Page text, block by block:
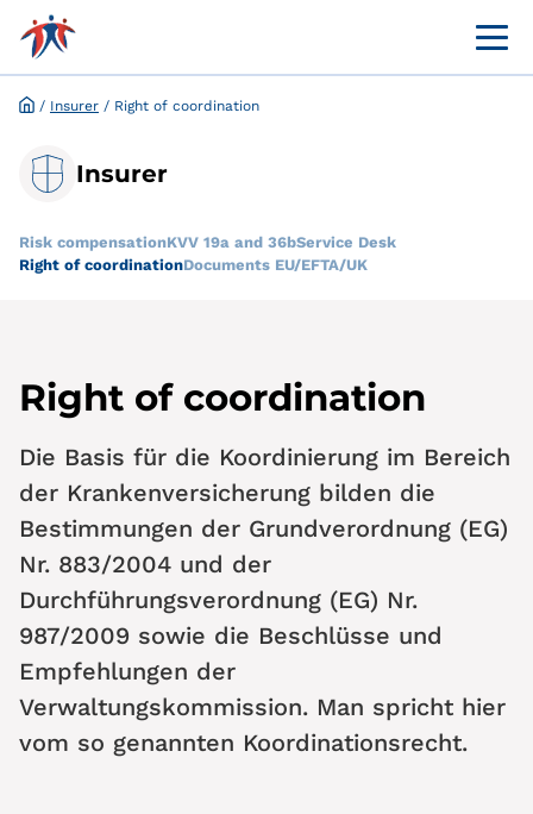
Menü
/ Insurer / Right of coordination
Insurer
Risk compensationKVV 19a and 36bService Desk
Right of coordinationDocuments EU/EFTA/UK
Right of coordination
Die Basis für die Koordinierung im Bereich
der Krankenversicherung bilden die
Bestimmungen der Grundverordnung (EG)
Nr. 883/2004 und der
Durchführungsverordnung (EG) Nr.
987/2009 sowie die Beschlüsse und
Empfehlungen der
Verwaltungskommission. Man spricht hier
vom so genannten Koordinationsrecht.